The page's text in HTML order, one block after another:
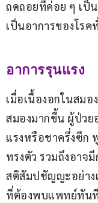
ถดถอยที่ค่อย ๆ เป็
เป็นอาการของโรค
อาการรุนแรง
เมื่อเนื้องอกในสม
สมองมากขึ้น ผู้ป่วย
แรงหรือชาครึ่งซีก
ทรงตัว รวมถึงอาจ
สติสัมปชัญญะอย่า
ที่ต้องพบแพทย์ทันที